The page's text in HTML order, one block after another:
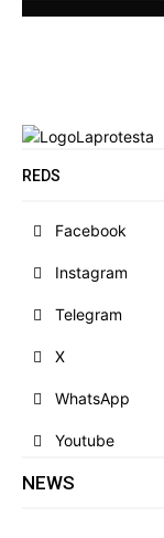
REDS
Facebook
Instagram
Telegram
X
WhatsApp
Youtube
NEWS